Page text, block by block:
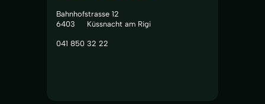
Bahnhofstrasse 12
6403
Küssnacht am Rigi
041 850 32 22